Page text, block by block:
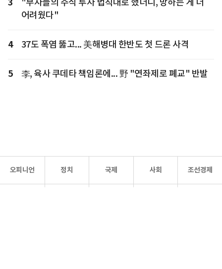
3
"부자들의 주식 투자 법칙대로 했더니, 망하는 게 더
어려웠다"
4 37도 폭염 뚫고... 美해병대 한반도 첫 드론 사격
5 李, 육사 쿠데타 책임론에... 野 "연좌제로 폐교" 반발
오피니언 정치 국제 사회 조선경제